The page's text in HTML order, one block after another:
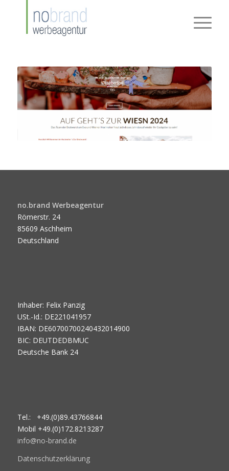
no.brand Werbeagentur
Römerstr. 24
85609 Aschheim
Deutschland
Inhaber: Felix Panzig
USt.-Id.: DE221041957
IBAN: DE60700700240432014900
BIC: DEUTDEDBMUC
Deutsche Bank 24
Tel.: +49.(0)89.43766844
Mobil +49.(0)172.8213287
info@no-brand.de
Datenschutzerklärung